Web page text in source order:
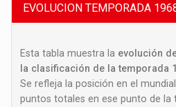
EVOLUCION TEMPORADA
Esta tabla muestra la evolución
la clasificación de la temporada
Se refleja la posición en el
puntos totales en ese punto de la